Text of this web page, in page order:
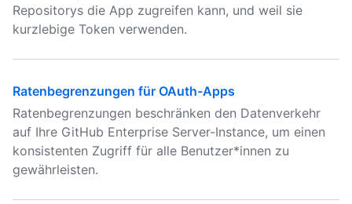
Repositorys die App zugreifen kann, und weil sie
kurzlebige Token verwenden.
Ratenbegrenzungen für OAuth-Apps
Ratenbegrenzungen beschränken den Datenverkehr
auf Ihre GitHub Enterprise Server-Instance, um einen
konsistenten Zugriff für alle Benutzer*innen zu
gewährleisten.